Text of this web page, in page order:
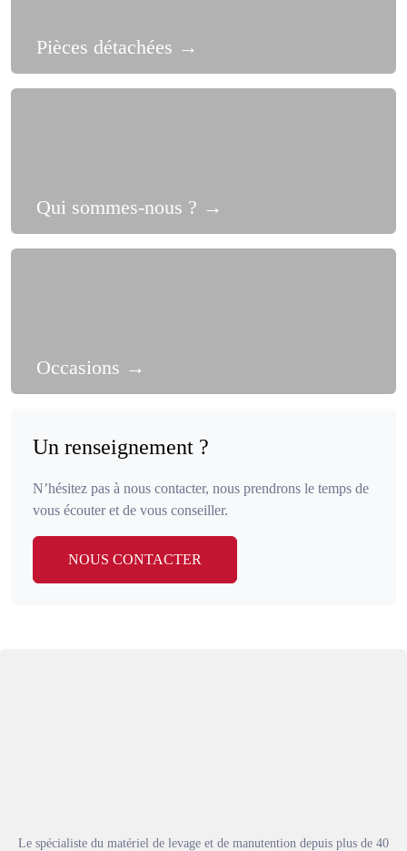
Pièces détachées →
Qui sommes-nous ? →
Occasions →
Un renseignement ?
N’hésitez pas à nous contacter, nous prendrons le temps de
vous écouter et de vous conseiller.
NOUS CONTACTER
Le spécialiste du matériel de levage et de manutention depuis plus de 40